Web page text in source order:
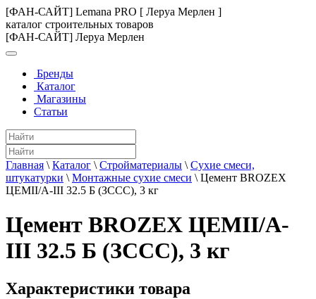
[ФАН-САЙТ] Lemana PRO [ Леруа Мерлен ]
каталог строительных товаров
[ФАН-САЙТ] Леруа Мерлен
Бренды
Каталог
Магазины
Статьи
Главная \ Каталог \ Стройматериалы \ Сухие смеси,
штукатурки \ Монтажные сухие смеси \ Цемент BROZEX
ЦЕМII/А-III 32.5 Б (ЗССС), 3 кг
Цемент BROZEX ЦЕМII/А-
III 32.5 Б (ЗССС), 3 кг
Характеристики товара